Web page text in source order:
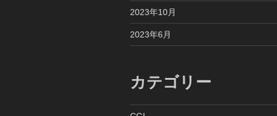
2023年10月
2023年6月
カテゴリー